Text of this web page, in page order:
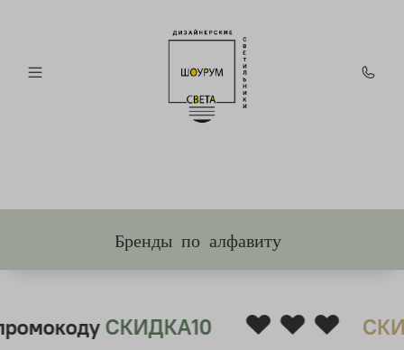
Бренды по алфавиту
СКИДКА10 ❤ ❤ ❤